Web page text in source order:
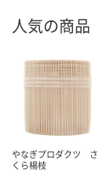
人気の商品
やなぎプロダクツ さ
くら楊枝